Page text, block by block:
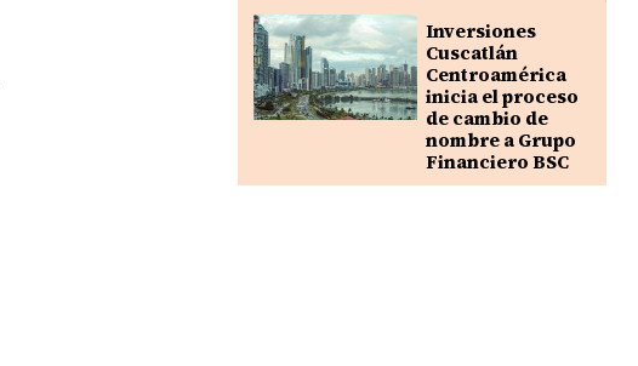
Inversiones
Cuscatlán
Centroamérica
inicia el proceso
de cambio de
nombre a Grupo
Financiero BSC